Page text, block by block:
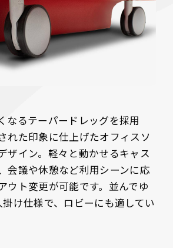
なるテーパードレッグを採用
れた印象に仕上げたオフィスソ
ザイン。軽々と動かせるキャス
会議や休憩など利用シーンに応
ウト変更が可能です。並んでゆ
け仕様で、ロビーにも適してい